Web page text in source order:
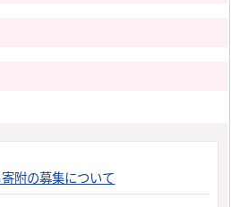
附の募集について